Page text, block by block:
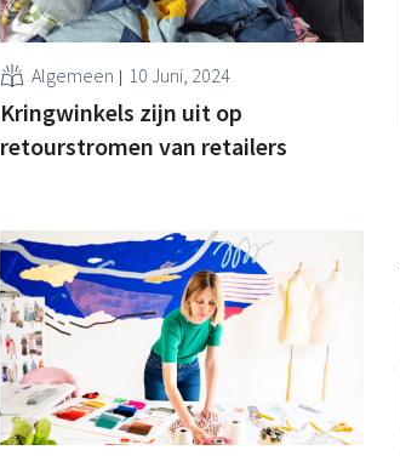
Algemeen 10 Juni, 2024
Kringwinkels zijn uit op
retourstromen van retailers